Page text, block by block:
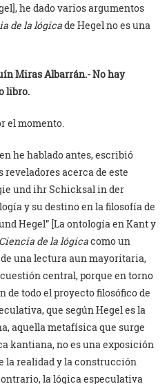
he dado varios argumentos
de la lógicade Hegel no es una
Miras Albarrán.- No hay
libro.
el momento.
he hablado antes, escribió
acerca de este
und ihr Schicksal in der
y su destino en la filosofía de
Hegel” [La ontología en Kant y
Ciencia de la lógicacomo un
una lectura aun mayoritaria,
central, porque en torno
de todo el proyecto filosófico de
que según Hegel es la
aquella metafísica que surge
kantiana, no es una exposición
la realidad y la construcción
la lógica especulativa